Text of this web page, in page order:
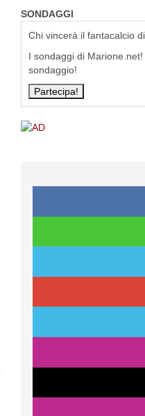
SONDAGGI
Chi vincerà il fantacalcio
I sondaggi di
sondaggio!